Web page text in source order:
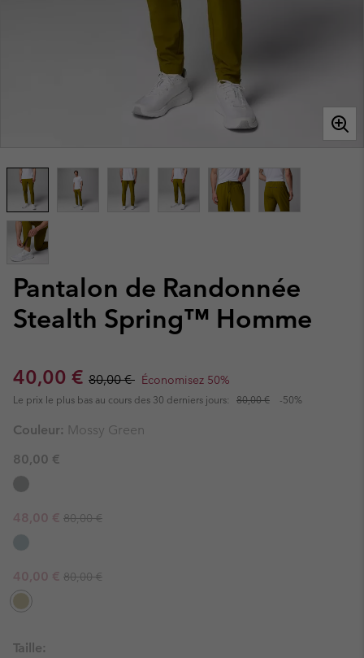
Pantalon de Randonnée
Stealth Spring™ Homme
Sale price:
40,00 € Regular price:
80,00 € Économisez 50%
Le prix le plus bas au cours des 30 derniers jours: 80,00 € -50%
Couleur: Mossy Green
80,00 €
Sale price:
48,00 € Regular price:
80,00 €
Sale price:
40,00 € Regular price:
80,00 €
Taille: